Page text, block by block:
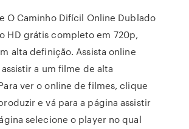
O Caminho Difícil Online Dublado
HD grátis completo em 720p,
alta definição. Assista online
a um filme de alta
ver o online de filmes, clique
e vá para a página assistir
selecione o player no qual